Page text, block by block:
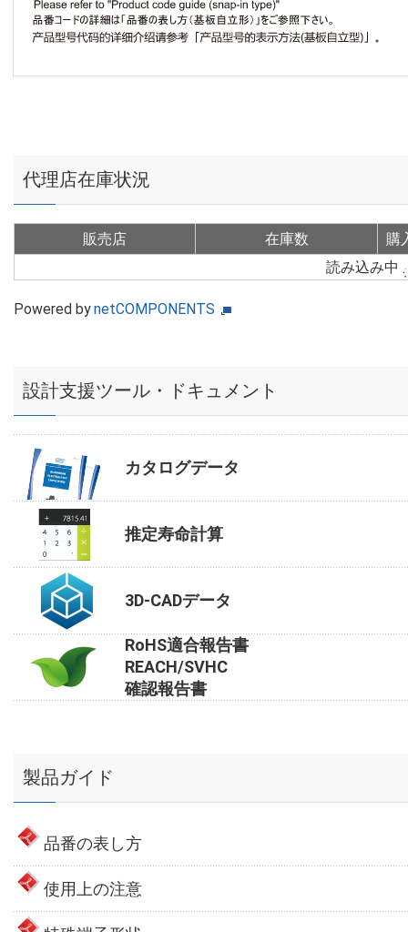
代理店在庫状況
販売店 在庫数
購
読み込み中
Powered bynetCOMPONENTS
設計支援ツール・ドキュメント
カタログデータ
推定寿命計算
3D-CADデータ
RoHS適合報告書
REACH/SVHC
確認報告書
製品ガイド
品番の表し方
使用上の注意